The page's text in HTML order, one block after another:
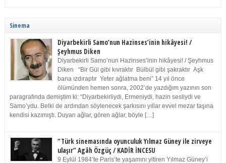
Sinema
Diyarbekirli Samo’nun Hazinses’inin hikâyesi! /
Şeyhmus Diken
Diyarbekirli Samo’nun Hazinses’inin hikâyesi! / Şeyhmus
Diken “Bir Gül gibi kıvraktır Bülbül gibi şakraktır Aşk
bana ızdıraptır Yeter ağlatma beni” 14 yıl önce
ölümünden hemen sonra, 2002’de yazdığım yazının son
paragrafında demiştim ki: “Diyarbekirliydi, Ermeniydi, hazin sesliydi ve
Samo’ydu. Belki de ardından söylenecek şarkısını yıllar evvel mezar taşına
kendisi kazımıştı. Duyan ağlar, gören ağlar, böyle […]
“Türk sinemasında oyunculuk Yılmaz Güney ile zirveye
ulaşır” Agâh Özgüç / KADİR İNCESU
9 Eylül 1984’te Paris’te yaşamını yitiren Yılmaz Güney’i